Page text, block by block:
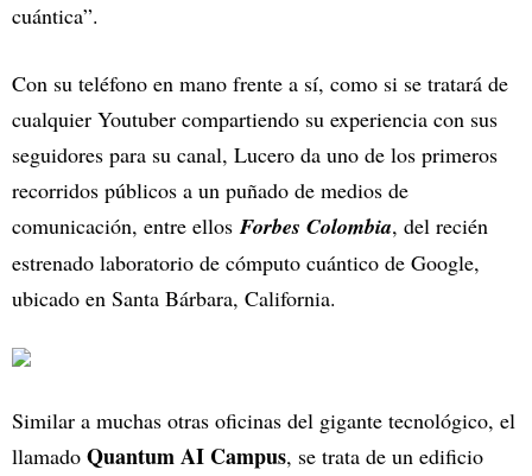
cuántica”.
Con su teléfono en mano frente a sí, como si se tratará de
cualquier Youtuber compartiendo su experiencia con sus
seguidores para su canal, Lucero da uno de los primeros
recorridos públicos a un puñado de medios de
comunicación, entre ellosForbes Colombia, del recién
estrenado laboratorio de cómputo cuántico de Google,
ubicado en Santa Bárbara, California.
Similar a muchas otras oficinas del gigante tecnológico, el
llamado Quantum AI Campus, se trata de un edificio